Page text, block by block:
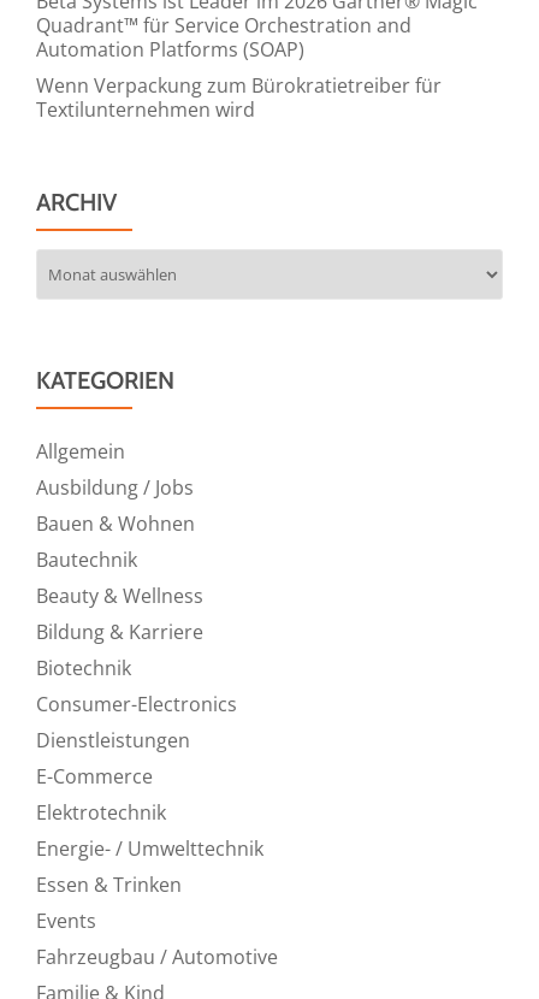
Quadrant™ für Service Orchestration and
Automation Platforms (SOAP)
Wenn Verpackung zum Bürokratietreiber für
Textilunternehmen wird
ARCHIV
KATEGORIEN
Allgemein
Ausbildung / Jobs
Bauen & Wohnen
Bautechnik
Beauty & Wellness
Bildung & Karriere
Biotechnik
Consumer-Electronics
Dienstleistungen
E-Commerce
Elektrotechnik
Energie- / Umwelttechnik
Essen & Trinken
Events
Fahrzeugbau / Automotive
Familie & Kind